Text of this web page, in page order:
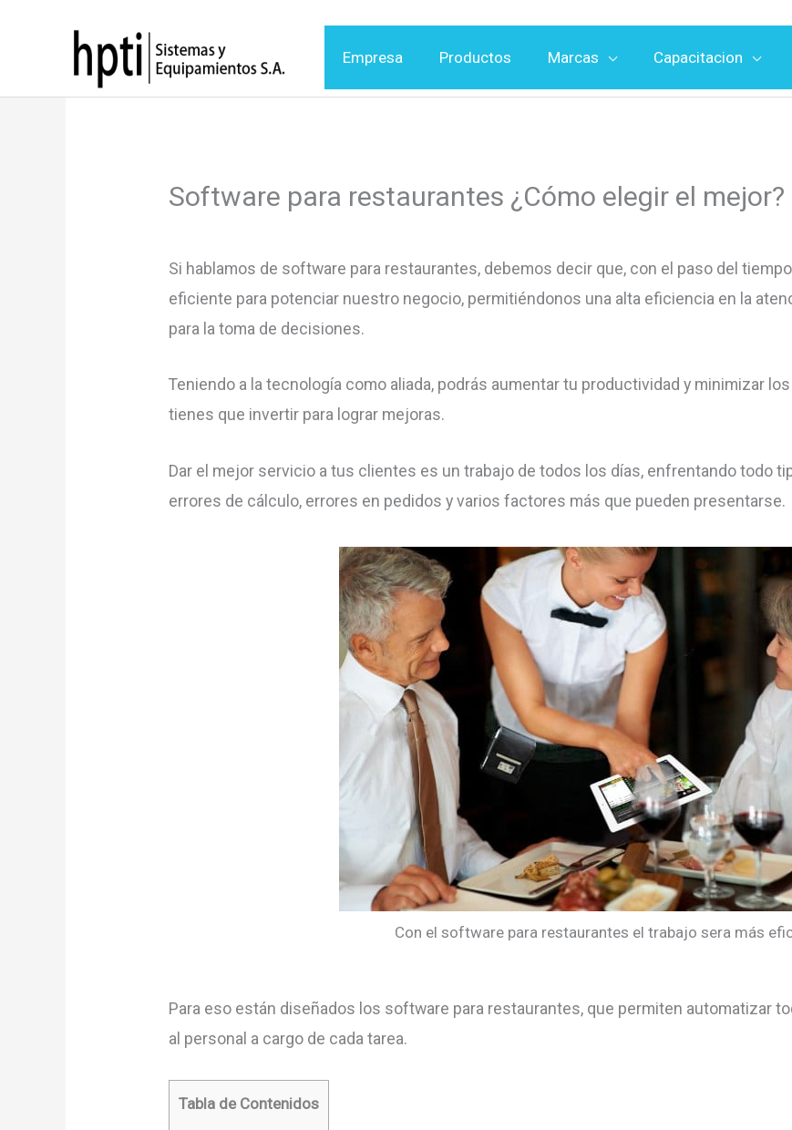
Empresa Productos Marcas Capacitacion
Software para restaurantes ¿Cómo elegir el mejor?
Si hablamos de software para restaurantes, debemos decir que, con el paso del
eficiente para potenciar nuestro negocio, permitiéndonos una alta eficiencia en la
para la toma de decisiones.
Teniendo a la tecnología como aliada, podrás aumentar tu productividad y minimizar
tienes que invertir para lograr mejoras.
Dar el mejor servicio a tus clientes es un trabajo de todos los días, enfrentando todo
errores de cálculo, errores en pedidos y varios factores más que pueden presentarse.
Con el software para restaurantes el trabajo sera más
Para eso están diseñados los software para restaurantes, que permiten automatizar
al personal a cargo de cada tarea.
Tabla de Contenidos